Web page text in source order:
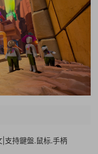
支持鍵盤.鼠标.手柄